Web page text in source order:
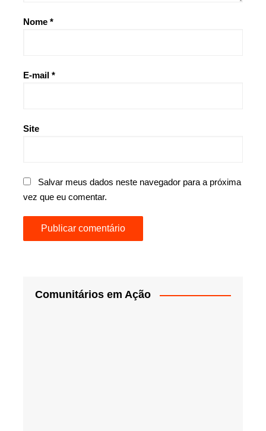
Nome *
E-mail *
Site
Salvar meus dados neste navegador para a próxima
vez que eu comentar.
Comunitários em Ação